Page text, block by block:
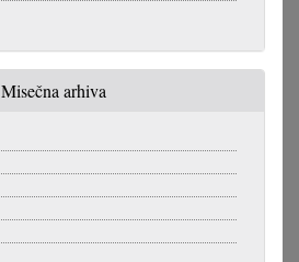
Misečna arhiva